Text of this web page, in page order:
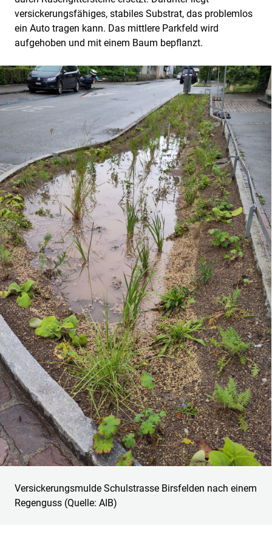
versickerungsfähiges, stabiles Substrat, das problemlos
ein Auto tragen kann. Das mittlere Parkfeld wird
aufgehoben und mit einem Baum bepflanzt.
Versickerungsmulde Schulstrasse Birsfelden nach einem
Regenguss (Quelle: AIB)